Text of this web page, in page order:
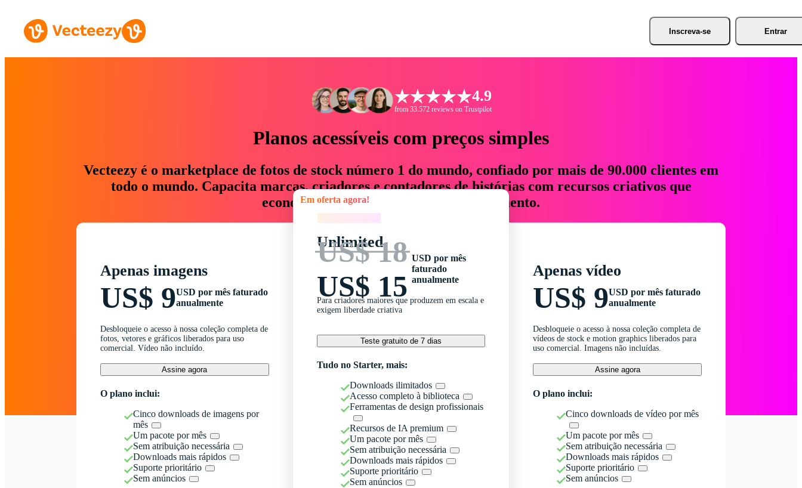
Inscreva-se Entrar
4.9
from 33.572 reviews on Trustpilot
Planos acessíveis com preços simples
Vecteezy é o marketplace de fotos de stock número 1 do mundo, confiado por mais de 90.000 clientes em
todo o mundo. Capacita marcas, criadores e contadores de histórias com recursos criativos que
economizam até 76% em tempo e orçamento.
Apenas imagens
US$ 9USD por mês faturado
anualmente
Desbloqueie o acesso à nossa coleção completa de
fotos, vetores e gráficos liberados para uso
comercial. Vídeo não incluído.
Assine agora
O plano inclui:
Cinco downloads de imagens por
mês
Um pacote por mês
Sem atribuição necessária
Downloads mais rápidos
Suporte prioritário
Sem anúncios
Em oferta agora!
Unlimited
US$ 18
US$ 15
USD por mês
faturado
anualmente
Para criadores maiores que produzem em escala e
exigem liberdade criativa
Teste gratuito de 7 dias
Tudo no Starter, mais:
Downloads ilimitados
Acesso completo à biblioteca
Ferramentas de design profissionais
Recursos de IA premium
Um pacote por mês
Sem atribuição necessária
Downloads mais rápidos
Suporte prioritário
Sem anúncios
Apenas vídeo
US$ 9USD por mês faturado
anualmente
Desbloqueie o acesso à nossa coleção completa de
vídeos de stock e motion graphics liberados para
uso comercial. Imagens não incluídas.
Assine agora
O plano inclui:
Cinco downloads de vídeo por mês
Um pacote por mês
Sem atribuição necessária
Downloads mais rápidos
Suporte prioritário
Sem anúncios